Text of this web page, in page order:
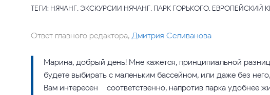
ТЕГИ: НЯЧАНГ, ЭКСКУРСИИ НЯЧАНГ, ПАРК ГОРЬКОГО, ЕВРОПЕЙСКИЙ
Ответ главного редактора, Дмитрия Селиванова
Марина, добрый день! Мне кажется, принципиальной
будете выбирать с маленьким бассейном, или даже без
Вам интересен – соответственно, напротив парка удобнее